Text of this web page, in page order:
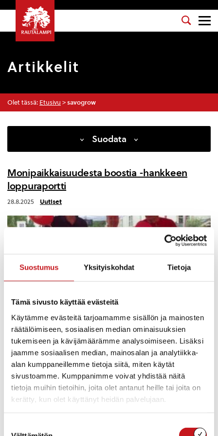
Suostumus Yksityiskohdat Tietoja
Tämä sivusto käyttää evästeitä
Käytämme evästeitä tarjoamamme sisällön ja mainosten
räätälöimiseen, sosiaalisen median ominaisuuksien
tukemiseen ja kävijämäärämme analysoimiseen. Lisäksi
jaamme sosiaalisen median, mainosalan ja analytiikka-
alan kumppaneillemme tietoja siitä, miten käytät
sivustoamme. Kumppanimme voivat yhdistää näitä
tietoja muihin tietoihin, joita olet antanut heille tai joita on
kerätty, kun olet käyttänyt heidän palvelujaan.
Artikkelit
Olet tässä: Etusivu > savogrow
Suodata
Monipaikkaisuudesta boostia -hankkeen
loppuraportti
28.8.2025 Uutiset
sekä linkit verkkoartikkeleihin, joihin hankkeen keskeisiä tuloksia
on tiivistetty lyhyempään muotoon. Loppuraportti_oppeja
Monipaikkaisuudesta boostia -hankkeesta 1. Konkreettisia t...
SavoGrown matkailutiimi Rautalammilla 17.2. –
Matkailuyrittäjä ja toimija: tule tapaamaan
tiimiä kunnanvirastolle klo 9-15!
11.2.2025